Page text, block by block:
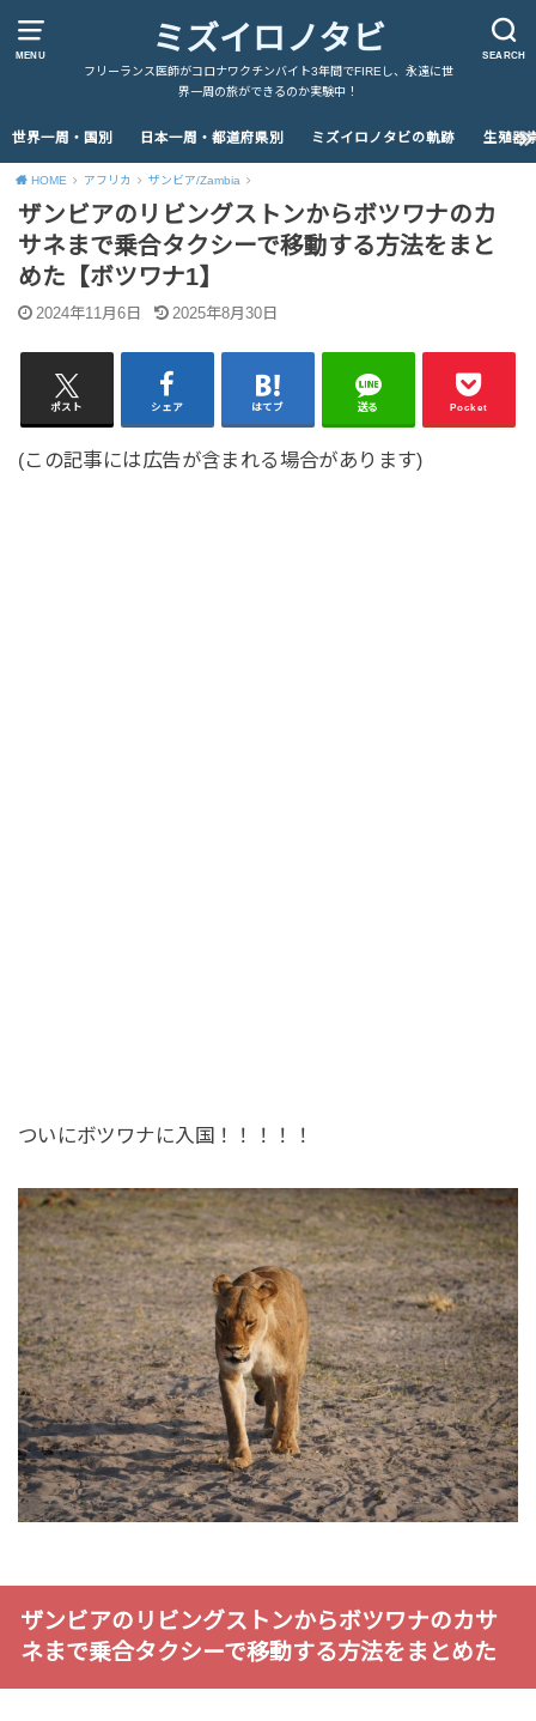
MENU SEARCH
ミズイロノタビ
フリーランス医師がコロナワクチンバイト3年間でFIREし、永遠に世
界一周の旅ができるのか実験中！
世界一周・国別 日本一周・都道府県別 ミズイロノタビの軌跡 生殖器
HOME アフリカ ザンビア/Zambia
ザンビアのリビングストンからボツワナのカ
サネまで乗合タクシーで移動する方法をまと
めた【ボツワナ1】
2024年11月6日 2025年8月30日
ポスト シェア はてブ 送る Pocket
(この記事には広告が含まれる場合があります)
ついにボツワナに入国！！！！！
ザンビアのリビングストンからボツワナのカサ
ネまで乗合タクシーで移動する方法をまとめた